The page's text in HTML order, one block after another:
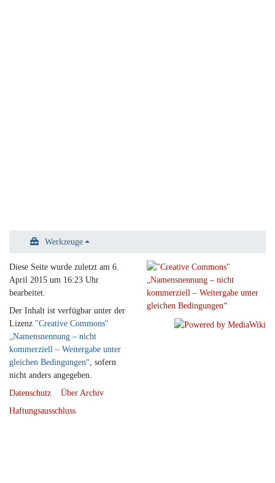
Werkzeuge
Diese Seite wurde zuletzt am 6.
April 2015 um 16:23 Uhr
bearbeitet.
Der Inhalt ist verfügbar unter der
Lizenz ''Creative Commons''
„Namensnennung – nicht
kommerziell – Weitergabe unter
gleichen Bedingungen“, sofern
nicht anders angegeben.
Datenschutz
Über Archiv
Haftungsausschluss